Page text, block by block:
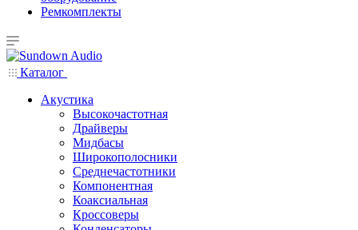
Ремкомплекты
Каталог
Акустика
Высокочастотная
Драйверы
Мидбасы
Широкополосники
Среднечастотники
Компонентная
Коаксиальная
Кроссоверы